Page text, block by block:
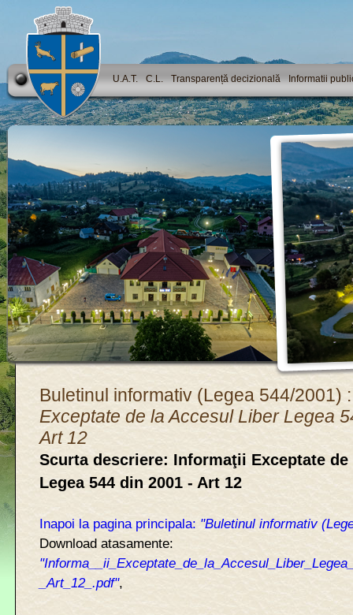
U.A.T. C.L. Transparență decizională Informatii
Buletinul informativ (Legea 544/2001)
Exceptate de la Accesul Liber Legea
Art 12
Scurta descriere: Informaţii Exceptate
Legea 544 din 2001 - Art 12
Inapoi la pagina principala: "Buletinul informativ
Download atasamente:
_Art_12_.pdf",